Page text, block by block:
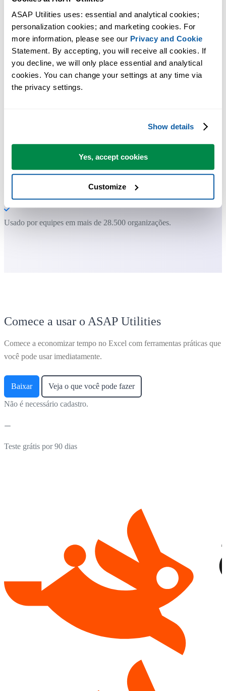
ASAP Utilities uses: essential and analytical cookies;
personalization cookies; and marketing cookies. For
more information, please see our Privacy and Cookie
Statement. By accepting, you will receive all cookies. If
you decline, we will only place essential and analytical
cookies. You can change your settings at any time via
the privacy settings.
Show details
Yes, accept cookies
Customize
Ferramentas práticas que muitos usuários do Excel gostariam de ter
Excel.
Economize tempo no Excel. Simples assim.
O ASAP Utilities ajuda você a economizar tempo e fazer coisas que o
A maioria dos usuários começa com algumas ferramentas. Muitos
passam a usar o ASAP Utilities diariamente.
Usado por equipes em mais de 28.500 organizações.
Comece a usar o ASAP Utilities
Comece a economizar tempo no Excel com ferramentas práticas que
você pode usar imediatamente.
Baixar Veja o que você pode fazer
Não é necessário cadastro.
Teste grátis por 90 dias